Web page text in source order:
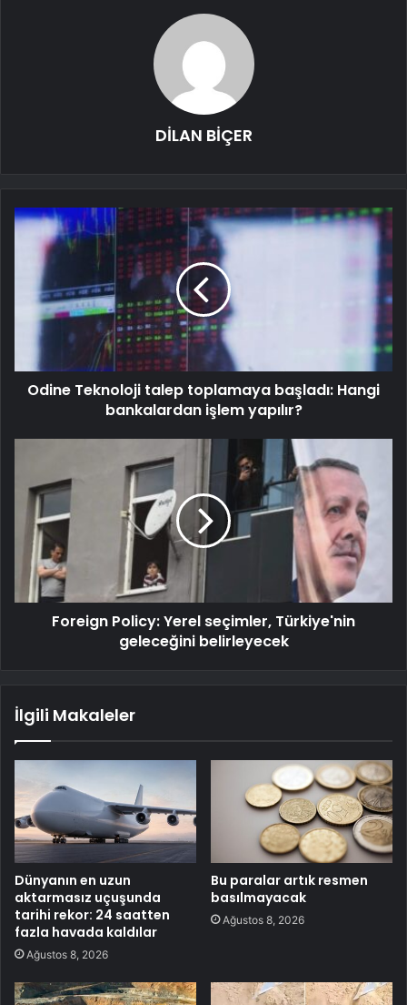
DİLAN BİÇER
Odine Teknoloji talep toplamaya başladı: Hangi
bankalardan işlem yapılır?
Foreign Policy: Yerel seçimler, Türkiye'nin
geleceğini belirleyecek
İlgili Makaleler
Dünyanın en uzun
aktarmasız uçuşunda
tarihi rekor: 24 saatten
fazla havada kaldılar
Ağustos 8, 2026
Bu paralar artık resmen
basılmayacak
Ağustos 8, 2026